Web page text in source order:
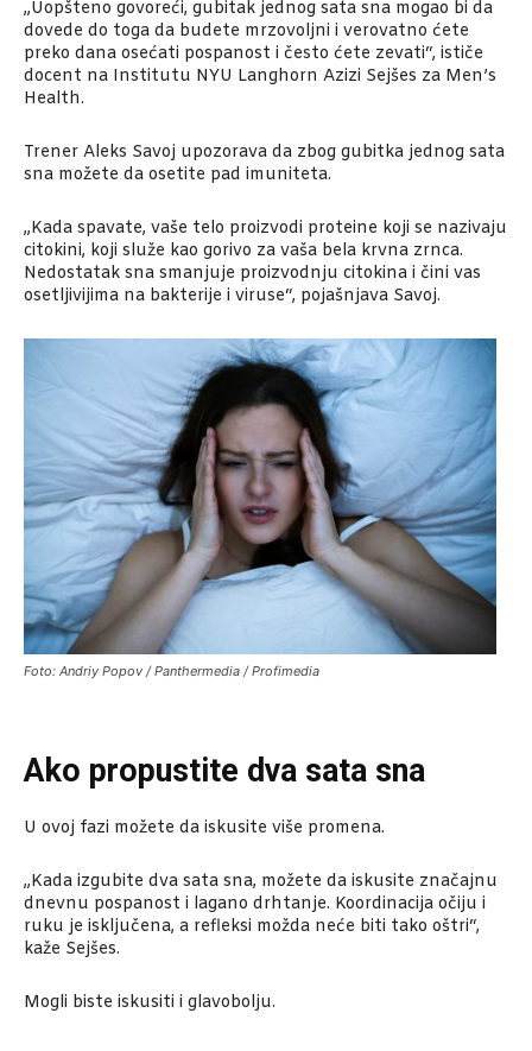
„Uopšteno govoreći, gubitak jednog sata sna mogao bi da
dovede do toga da budete mrzovoljni i verovatno ćete
preko dana osećati pospanost i često ćete zevati“, ističe
docent na Institutu NYU Langhorn Azizi Sejšes za Men’s
Health.
Trener Aleks Savoj upozorava da zbog gubitka jednog sata
sna možete da osetite pad imuniteta.
„Kada spavate, vaše telo proizvodi proteine ​​koji se nazivaju
citokini, koji služe kao gorivo za vaša bela krvna zrnca.
Nedostatak sna smanjuje proizvodnju citokina i čini vas
osetljivijima na bakterije i viruse“, pojašnjava Savoj.
Foto: Andriy Popov / Panthermedia / Profimedia
Ako propustite dva sata sna
U ovoj fazi možete da iskusite više promena.
„Kada izgubite dva sata sna, možete da iskusite značajnu
dnevnu pospanost i lagano drhtanje. Koordinacija očiju i
ruku je isključena, a refleksi možda neće biti tako oštri“,
kaže Sejšes.
Mogli biste iskusiti i glavobolju.